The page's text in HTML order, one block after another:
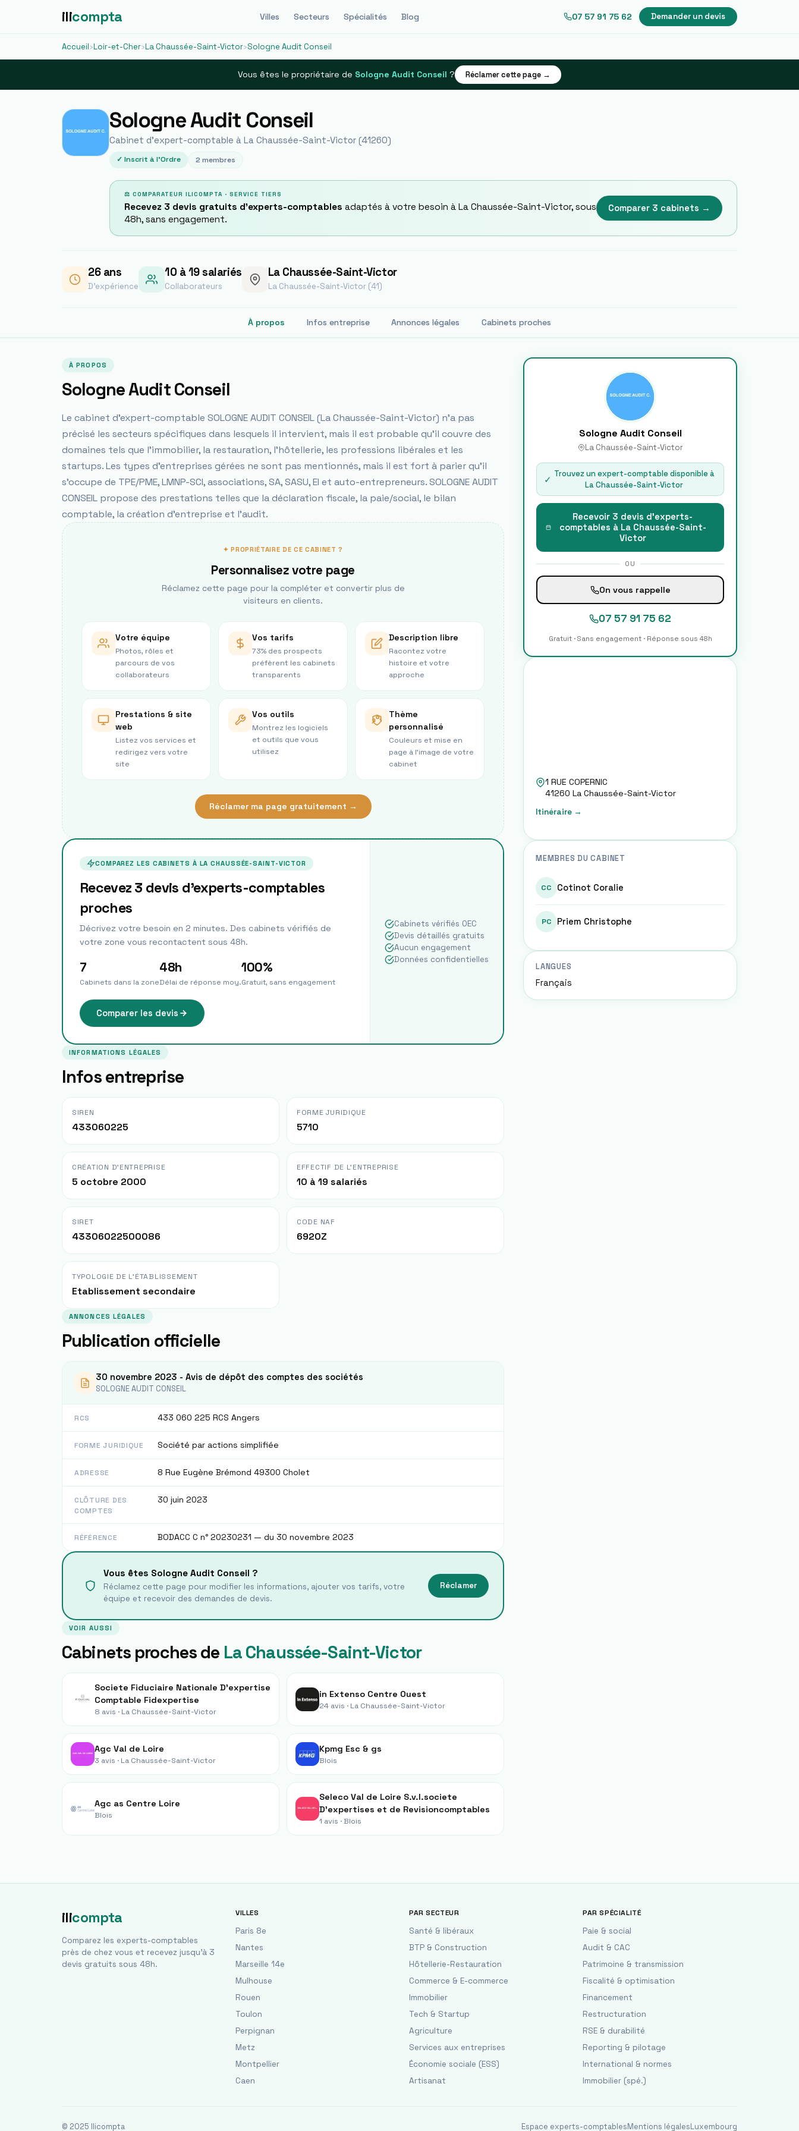
ilicompta Villes Secteurs Spécialités Blog 07 57 91 75 62 Demander un devis
Accueil›Loir-et-Cher›La Chaussée-Saint-Victor›Sologne Audit Conseil
Vous êtes le propriétaire de Sologne Audit Conseil ? Réclamer cette page →
Sologne Audit Conseil
Cabinet d'expert-comptable à La Chaussée-Saint-Victor (41260)
✓ Inscrit à l'Ordre 2 membres
⚖ COMPARATEUR ILICOMPTA · SERVICE TIERS
Recevez 3 devis gratuits d'experts-comptables adaptés à votre besoin à La Chaussée-Saint-Victor, sous
48h, sans engagement.
Comparer 3 cabinets →
26ans
D'expérience
10 à 19 salariés
Collaborateurs
La Chaussée-Saint-Victor
La Chaussée-Saint-Victor (41)
À propos Infos entreprise Annonces légales Cabinets proches
À PROPOS
Sologne Audit Conseil
Le cabinet d'expert-comptable SOLOGNE AUDIT CONSEIL (La Chaussée-Saint-Victor) n'a pas
précisé les secteurs spécifiques dans lesquels il intervient, mais il est probable qu'il couvre des
domaines tels que l'immobilier, la restauration, l'hôtellerie, les professions libérales et les
startups. Les types d'entreprises gérées ne sont pas mentionnés, mais il est fort à parier qu'il
s'occupe de TPE/PME, LMNP-SCI, associations, SA, SASU, EI et auto-entrepreneurs. SOLOGNE AUDIT
CONSEIL propose des prestations telles que la déclaration fiscale, la paie/social, le bilan
comptable, la création d'entreprise et l'audit.
✦ PROPRIÉTAIRE DE CE CABINET ?
Personnalisez votre page
Réclamez cette page pour la compléter et convertir plus de
visiteurs en clients.
Votre équipe
Photos, rôles et
parcours de vos
collaborateurs
Vos tarifs
73% des prospects
préfèrent les cabinets
transparents
Description libre
Racontez votre
histoire et votre
approche
Prestations & site
web
Listez vos services et
redirigez vers votre
site
Vos outils
Montrez les logiciels
et outils que vous
utilisez
Thème
personnalisé
Couleurs et mise en
page à l’image de votre
cabinet
Réclamer ma page gratuitement →
COMPAREZ LES CABINETS À LA CHAUSSÉE-SAINT-VICTOR
Recevez 3 devis d'experts-comptables
proches
Décrivez votre besoin en 2 minutes. Des cabinets vérifiés de
votre zone vous recontactent sous 48h.
7
Cabinets dans la zone
48h
Délai de réponse moy.
100%
Gratuit, sans engagement
Comparer les devis
Cabinets vérifiés OEC
Devis détaillés gratuits
Aucun engagement
Données confidentielles
INFORMATIONS LÉGALES
Infos entreprise
SIREN
433060225
FORME JURIDIQUE
5710
CRÉATION D'ENTREPRISE
5 octobre 2000
EFFECTIF DE L'ENTREPRISE
10 à 19 salariés
SIRET
43306022500086
CODE NAF
6920Z
TYPOLOGIE DE L'ÉTABLISSEMENT
Etablissement secondaire
ANNONCES LÉGALES
Publication officielle
30 novembre 2023 - Avis de dépôt des comptes des sociétés
SOLOGNE AUDIT CONSEIL
RCS 433 060 225 RCS Angers
FORME JURIDIQUE Société par actions simplifiée
ADRESSE 8 Rue Eugène Brémond 49300 Cholet
CLÔTURE DES
COMPTES
30 juin 2023
RÉFÉRENCE BODACC C n° 20230231 — du 30 novembre 2023
Vous êtes Sologne Audit Conseil ?
Réclamez cette page pour modifier les informations, ajouter vos tarifs, votre
équipe et recevoir des demandes de devis.
Réclamer
VOIR AUSSI
Cabinets proches de La Chaussée-Saint-Victor
Societe Fiduciaire Nationale D'expertise
Comptable Fidexpertise
8 avis · La Chaussée-Saint-Victor
in Extenso Centre Ouest
24 avis · La Chaussée-Saint-Victor
Agc Val de Loire
3 avis · La Chaussée-Saint-Victor
Kpmg Esc & gs
Blois
Agc as Centre Loire
Blois
Seleco Val de Loire S.v.l.societe
D'expertises et de Revisioncomptables
1 avis ·Blois
Sologne Audit Conseil
La Chaussée-Saint-Victor
✓ Trouvez un expert-comptable disponible à
La Chaussée-Saint-Victor
Recevoir 3 devis d'experts-
comptables à La Chaussée-Saint-
Victor
OU
On vous rappelle
07 57 91 75 62
Gratuit · Sans engagement · Réponse sous 48h
1 RUE COPERNIC
41260 La Chaussée-Saint-Victor
Itinéraire →
MEMBRES DU CABINET
CC Cotinot Coralie
PC Priem Christophe
LANGUES
Français
ilicompta
Comparez les experts-comptables
près de chez vous et recevez jusqu'à 3
devis gratuits sous 48h.
VILLES
Paris 8e
Nantes
Marseille 14e
Mulhouse
Rouen
Toulon
Perpignan
Metz
Montpellier
Caen
PAR SECTEUR
Santé & libéraux
BTP & Construction
Hôtellerie-Restauration
Commerce & E-commerce
Immobilier
Tech & Startup
Agriculture
Services aux entreprises
Économie sociale (ESS)
Artisanat
PAR SPÉCIALITÉ
Paie & social
Audit & CAC
Patrimoine & transmission
Fiscalité & optimisation
Financement
Restructuration
RSE & durabilité
Reporting & pilotage
International & normes
Immobilier (spé.)
© 2025 Ilicompta Espace experts-comptablesMentions légalesLuxembourg